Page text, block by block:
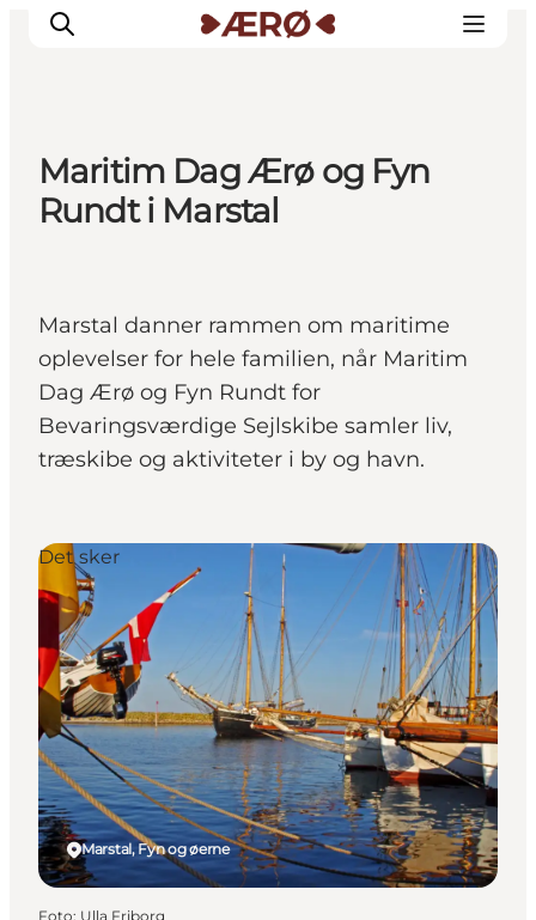
Overnatning
Planlæg ferien
Maritim Dag Ærø og Fyn
Rundt i Marstal
Marstal danner rammen om maritime
oplevelser for hele familien, når Maritim
Dag Ærø og Fyn Rundt for
Bevaringsværdige Sejlskibe samler liv,
træskibe og aktiviteter i by og havn.
Marstal, Fyn og øerne
Det sker
Foto: Ulla Friborg